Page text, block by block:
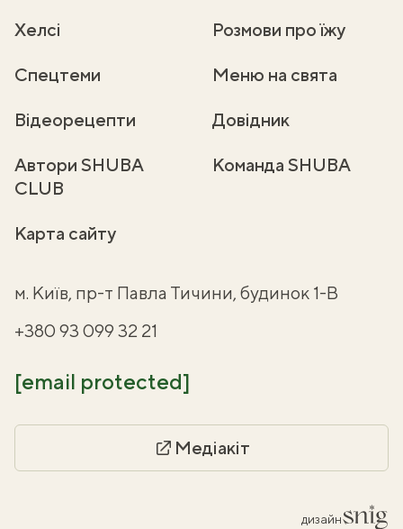
Хелсі Розмови про їжу
Спецтеми Меню на свята
Відеорецепти Довідник
Автори SHUBA
CLUB
Команда SHUBA
Карта сайту
м. Київ, пр-т Павла Тичини, будинок 1-В
+380 93 099 32 21
[email protected]
Медіакіт
дизайн